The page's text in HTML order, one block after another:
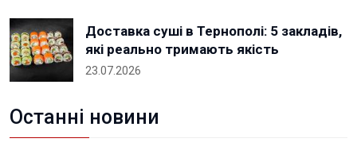
Доставка суші в Тернополі: 5 закладів,
які реально тримають якість
23.07.2026
Останні новини